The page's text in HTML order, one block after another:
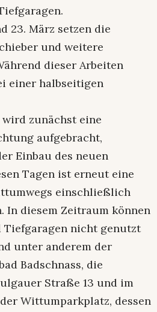
23. März setzen die
und weitere
dieser Arbeiten
einer halbseitigen
wird zunächst eine
aufgebracht,
Einbau des neuen
Tagen ist erneut eine
einschließlich
In diesem Zeitraum können
Tiefgaragen nicht genutzt
unter anderem der
Badschnass, die
Straße 13 und im
Wittumparkplatz, dessen